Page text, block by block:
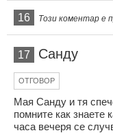
16 Този коментар е
17 Санду
ОТГОВОР
Мая Санду и тя
помните как знаете
часа вечеря се